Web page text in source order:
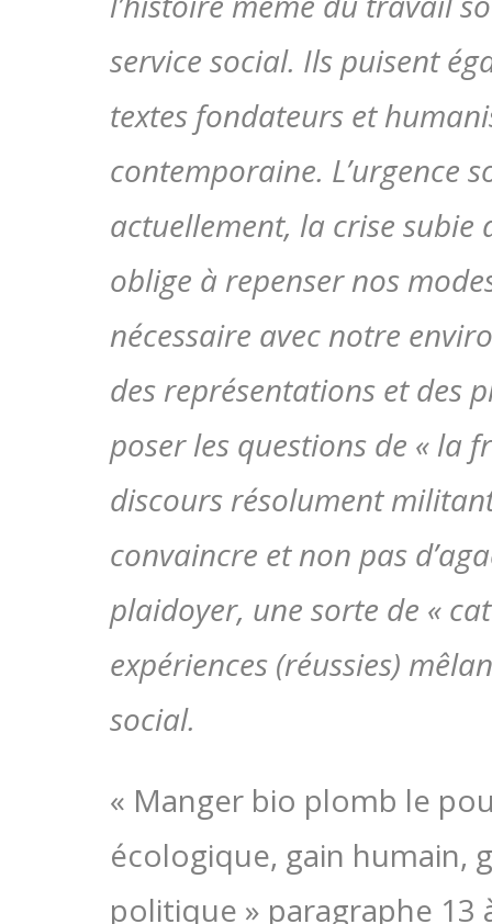
service social. Ils puisent
textes fondateurs et
contemporaine. L’urgence
actuellement, la crise subie
oblige à repenser nos
nécessaire avec notre
des représentations et des
poser les questions de « la
discours résolument
convaincre et non pas
plaidoyer, une sorte de «
expériences (réussies)
social.
« Manger bio plomb le
écologique, gain humain,
politique » paragraphe 13